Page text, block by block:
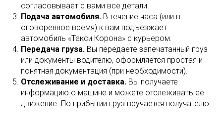
согласовывает с вами все детали.
Подача автомобиля. В течение часа (или в
оговоренное время) к вам подъезжает
автомобиль «Такси Корона» с курьером.
Передача груза. Вы передаете запечатанный груз
или документы водителю, оформляется простая и
понятная документация (при необходимости).
Отслеживание и доставка. Вы получаете
информацию о машине и можете отслеживать ее
движение. По прибытии груз вручается получателю.